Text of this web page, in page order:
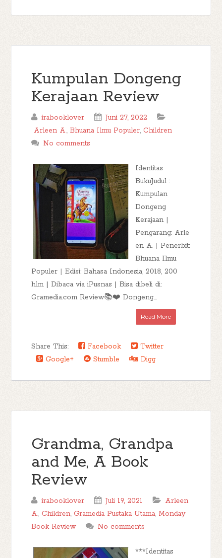
Kumpulan Dongeng
Kerajaan Review
irabooklover
Juni 27, 2022
Arleen A.,Bhuana Ilmu Populer, Children
No comments
Identitas
BukuJudul :
Kumpulan
Dongeng
Kerajaan |
Pengarang: Arle
en A. | Penerbit:
Bhuana Ilmu
Populer | Edisi: Bahasa Indonesia, 2018, 200
hlm | Dibaca via iPusnas | Bisa dibeli di:
Gramedia.com Review📚❤️ Dongeng...
Read More
Share This: Facebook
Twitter
Google+
Stumble Digg
Grandma, Grandpa
and Me, A Book
Review
irabooklover Juli 19, 2021
Arleen
A., Children, Gramedia Pustaka Utama, Monday
Book Review
No comments
***Identitas